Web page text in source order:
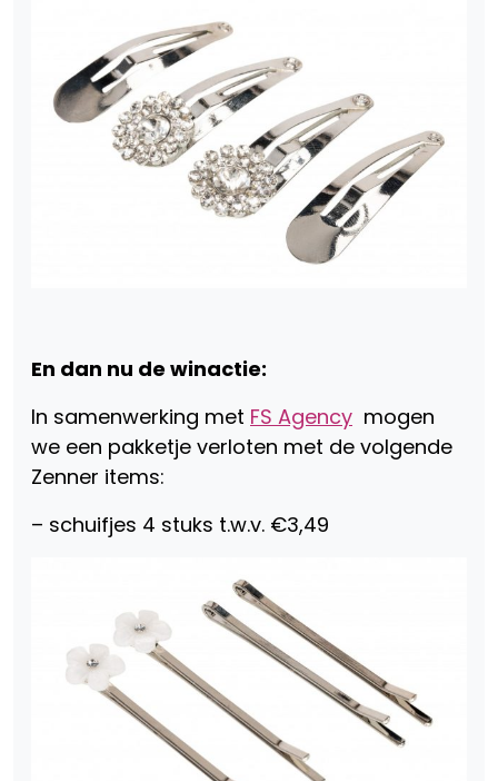
En dan nu de winactie:
In samenwerking met FS Agency mogen
we een pakketje verloten met de volgende
Zenner items:
– schuifjes 4 stuks t.w.v. €3,49